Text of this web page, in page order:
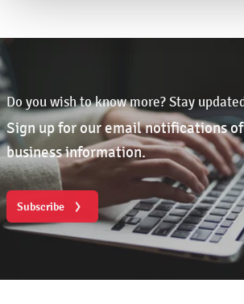
Do you wish to know more? Stay
Sign up for our email notifications
business information.
Subscribe